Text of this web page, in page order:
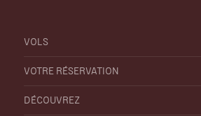
VOLS
VOTRE RÉSERVATION
DÉCOUVREZ